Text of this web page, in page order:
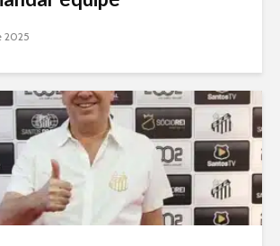
2025